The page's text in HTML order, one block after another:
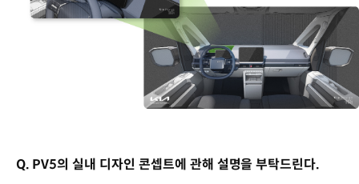
Q. PV5의 실내 디자인 콘셉트에 관해 설명을 부탁드린다.